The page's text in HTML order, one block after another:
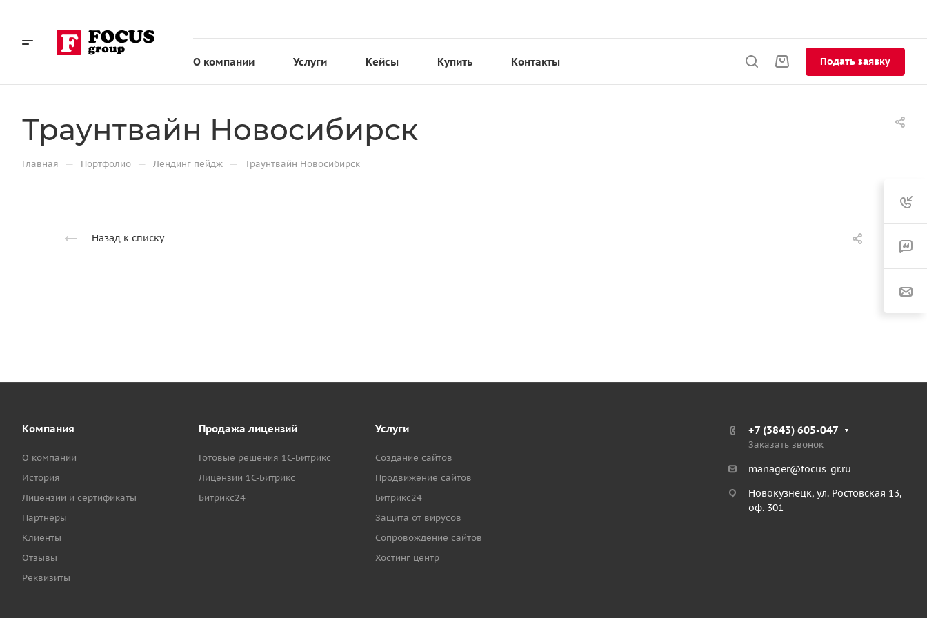
О компании Услуги Кейсы Купить Контакты Подать заявку
Траунтвайн Новосибирск
Главная — Портфолио — Лендинг пейдж — Траунтвайн Новосибирск
Назад к списку
Компания
О компании
История
Лицензии и сертификаты
Партнеры
Клиенты
Отзывы
Реквизиты
Продажа лицензий
Готовые решения 1С-Битрикс
Лицензии 1С-Битрикс
Битрикс24
Услуги
Создание сайтов
Продвижение сайтов
Битрикс24
Защита от вирусов
Сопровождение сайтов
Хостинг центр
+7 (3843) 605-047
Заказать звонок
manager@focus-gr.ru
Новокузнецк, ул. Ростовская 13,
оф. 301